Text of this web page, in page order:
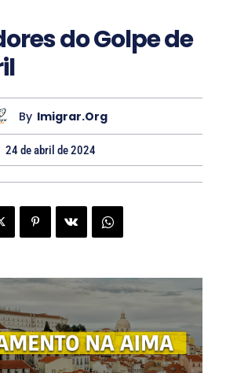
do Golpe de
By Imigrar.org
24 de abril de 2024